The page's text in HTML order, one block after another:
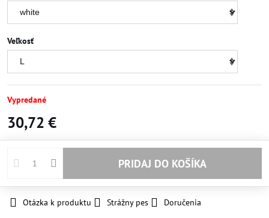
Veľkosť
Vypredané
30,72 €
PRIDAJ DO KOŠÍKA
Otázka k produktu Strážny pes
Doručenia